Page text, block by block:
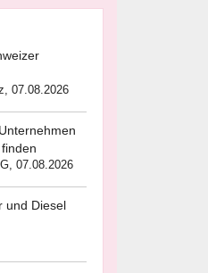
07.08.2026
07.08.2026
und Diesel